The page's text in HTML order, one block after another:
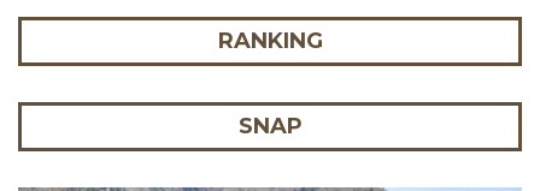
RANKING
SNAP